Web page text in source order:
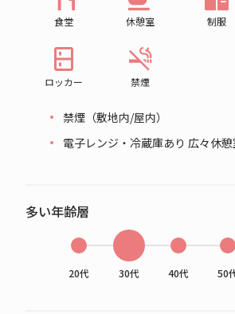
食堂 休憩室 制服
ロッカー 禁煙
禁煙（敷地内/屋内）
電子レンジ・冷蔵庫あり 広々休憩
多い年齢層
20代 30代 40代 50